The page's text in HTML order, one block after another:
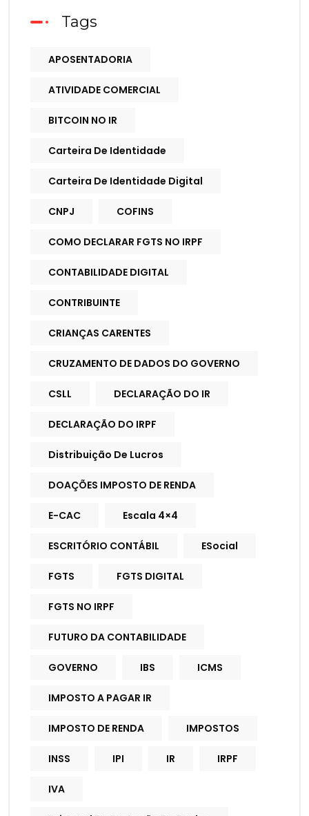
Tags
APOSENTADORIA
ATIVIDADE COMERCIAL
BITCOIN NO IR
Carteira De Identidade
Carteira De Identidade Digital
CNPJ COFINS
COMO DECLARAR FGTS NO IRPF
CONTABILIDADE DIGITAL
CONTRIBUINTE
CRIANÇAS CARENTES
CRUZAMENTO DE DADOS DO GOVERNO
CSLL DECLARAÇÃO DO IR
DECLARAÇÃO DO IRPF
Distribuição De Lucros
DOAÇÕES IMPOSTO DE RENDA
E-CAC Escala 4×4
ESCRITÓRIO CONTÁBIL ESocial
FGTS FGTS DIGITAL
FGTS NO IRPF
FUTURO DA CONTABILIDADE
GOVERNO IBS ICMS
IMPOSTO A PAGAR IR
IMPOSTO DE RENDA IMPOSTOS
INSS IPI IR IRPF
IVA